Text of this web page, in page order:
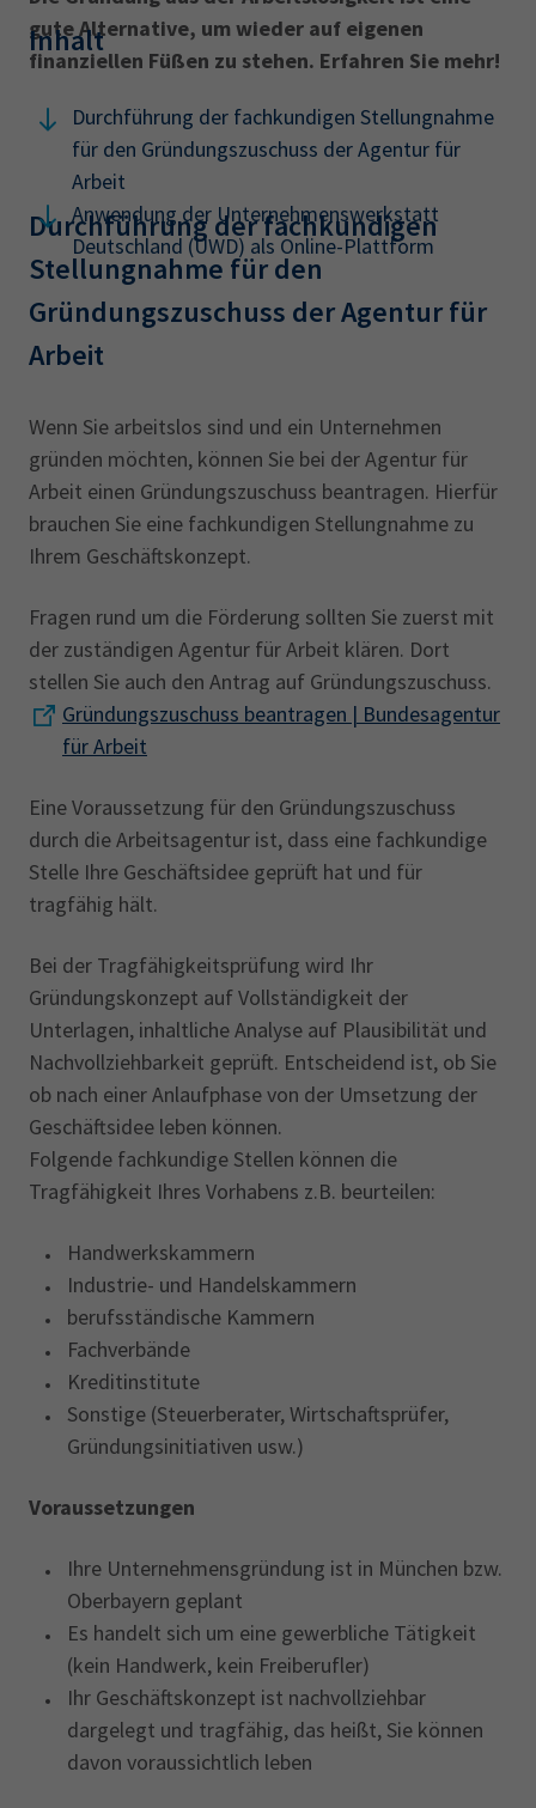
gute Alternative, um wieder auf eigenen
finanziellen Füßen zu stehen. Erfahren Sie mehr!
Inhalt
Durchführung der fachkundigen Stellungnahme
für den Gründungszuschuss der Agentur für
Arbeit
Anwendung der Unternehmenswerkstatt
Deutschland (UWD) als Online-Plattform
Durchführung der fachkundigen
Stellungnahme für den
Gründungszuschuss der Agentur für
Arbeit
Wenn Sie arbeitslos sind und ein Unternehmen
gründen möchten, können Sie bei der Agentur für
Arbeit einen Gründungszuschuss beantragen. Hierfür
brauchen Sie eine fachkundigen Stellungnahme zu
Ihrem Geschäftskonzept.
Fragen rund um die Förderung sollten Sie zuerst mit
der zuständigen Agentur für Arbeit klären. Dort
stellen Sie auch den Antrag auf Gründungszuschuss.
Gründungszuschuss beantragen | Bundesagentur
für Arbeit
Eine Voraussetzung für den Gründungszuschuss
durch die Arbeitsagentur ist, dass eine fachkundige
Stelle Ihre Geschäftsidee geprüft hat und für
tragfähig hält.
Bei der Tragfähigkeitsprüfung wird Ihr
Gründungskonzept auf Vollständigkeit der
Unterlagen, inhaltliche Analyse auf Plausibilität und
Nachvollziehbarkeit geprüft. Entscheidend ist, ob Sie
ob nach einer Anlaufphase von der Umsetzung der
Geschäftsidee leben können.
Folgende fachkundige Stellen können die
Tragfähigkeit Ihres Vorhabens z.B. beurteilen:
Handwerkskammern
Industrie- und Handelskammern
berufsständische Kammern
Fachverbände
Kreditinstitute
Sonstige (Steuerberater, Wirtschaftsprüfer,
Gründungsinitiativen usw.)
Voraussetzungen
Ihre Unternehmensgründung ist in München bzw.
Oberbayern geplant
Es handelt sich um eine gewerbliche Tätigkeit
(kein Handwerk, kein Freiberufler)
Ihr Geschäftskonzept ist nachvollziehbar
dargelegt und tragfähig, das heißt, Sie können
davon voraussichtlich leben